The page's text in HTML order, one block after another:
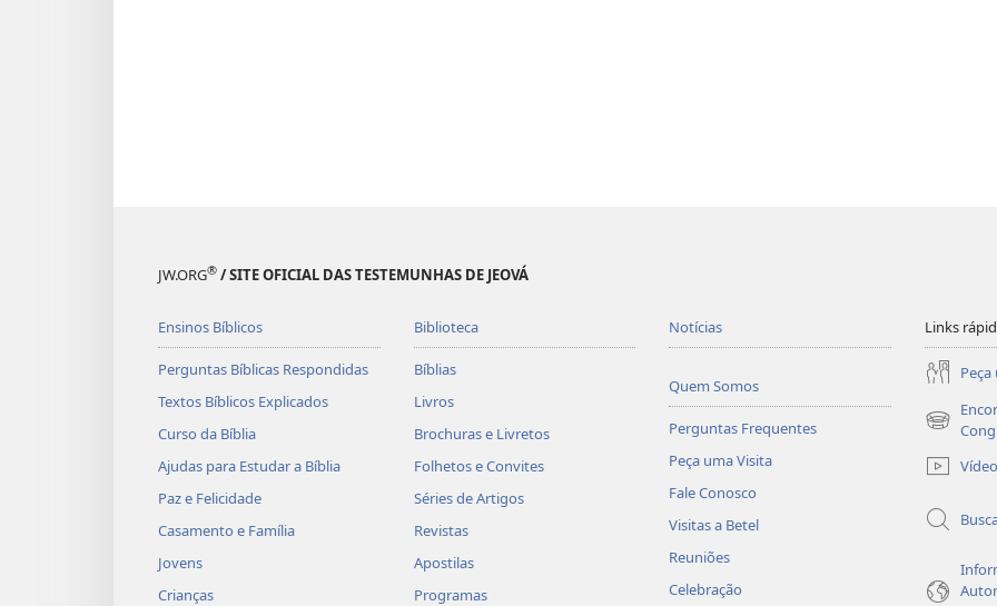
JW.ORG® / SITE OFICIAL DAS TESTEMUNHAS DE JEOVÁ
Ensinos Bíblicos
Perguntas Bíblicas Respondidas
Textos Bíblicos Explicados
Curso da Bíblia
Ajudas para Estudar a Bíblia
Paz e Felicidade
Casamento e Família
Jovens
Crianças
Biblioteca
Bíblias
Livros
Brochuras e Livretos
Folhetos e Convites
Séries de Artigos
Revistas
Apostilas
Programas
Notícias
Quem Somos
Perguntas Frequentes
Peça uma Visita
Fale Conosco
Visitas a Betel
Reuniões
Celebração
Links
(abre
janela)